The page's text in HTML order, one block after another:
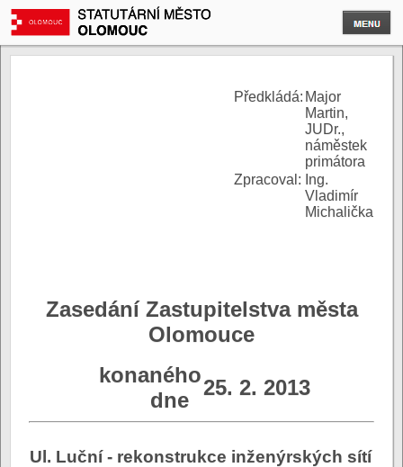
Předkládá: Major
Martin,
JUDr.,
náměstek
primátora
Zpracoval: Ing.
Vladimír
Michalička
Zasedání Zastupitelstva města
Olomouce
konaného
dne
25. 2. 2013
Ul. Luční - rekonstrukce inženýrských sítí